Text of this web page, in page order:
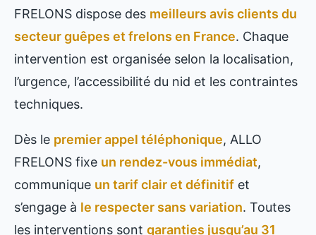
FRELONS dispose des meilleurs avis clients du
secteur guêpes et frelons en France. Chaque
intervention est organisée selon la localisation,
l’urgence, l’accessibilité du nid et les contraintes
techniques.
Dès le premier appel téléphonique, ALLO
FRELONS fixe un rendez-vous immédiat,
communique un tarif clair et définitif et
s’engage à le respecter sans variation. Toutes
les interventions sont garanties jusqu’au 31